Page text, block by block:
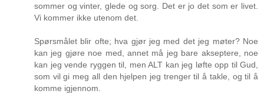
sommer og vinter, glede og sorg. Det er jo det som er livet.
Vi kommer ikke utenom det.
Spørsmålet blir ofte; hva gjør jeg med det jeg møter? Noe
kan jeg gjøre noe med, annet må jeg bare akseptere, noe
kan jeg vende ryggen til, men ALT kan jeg løfte opp til Gud,
som vil gi meg all den hjelpen jeg trenger til å takle, og til å
komme igjennom.